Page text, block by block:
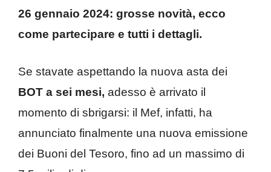
26 gennaio 2024: grosse novità, ecco
come partecipare e tutti i dettagli.
Se stavate aspettando la nuova asta dei
BOT a sei mesi, adesso è arrivato il
momento di sbrigarsi: il Mef, infatti, ha
annunciato finalmente una nuova emissione
dei Buoni del Tesoro, fino ad un massimo di